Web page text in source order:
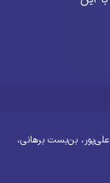
بن‌بست برهانی،